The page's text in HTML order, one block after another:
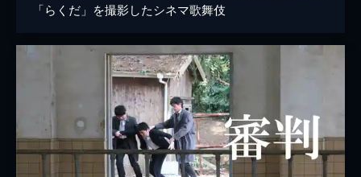
「らくだ」を撮影したシネマ歌舞伎